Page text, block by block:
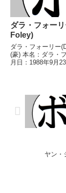
ダラ・フォー
Foley)
ダラ・フォーリー
(豪) 本名：ダラ・
月日：1988年9月
州-ニューサウスウ
ヤン・